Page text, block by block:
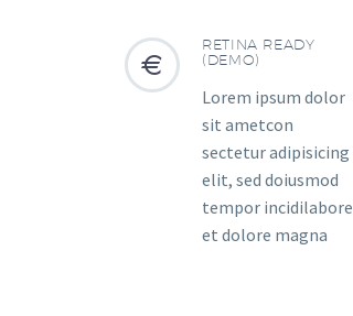


RETINA READY
(DEMO)
Lorem ipsum dolor
sit ametcon
sectetur adipisicing
elit, sed doiusmod
tempor incidilabore
et dolore magna